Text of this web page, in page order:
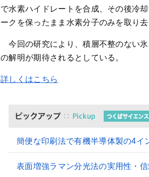
で水素ハイドレートを合成、その後冷
ークを保ったまま水素分子のみを取り
今回の研究により、積層不整のない氷I
の解明が期待されるとしている。
詳しくはこちら
簡便な印刷法で有機半導体製の4イ
表面増強ラマン分光法の実用性・